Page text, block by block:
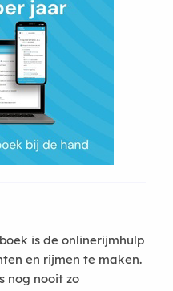
is de onlinerijmhulp
en rijmen te maken.
nog nooit zo